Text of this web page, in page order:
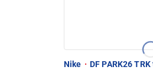
Nike · DF PARK26